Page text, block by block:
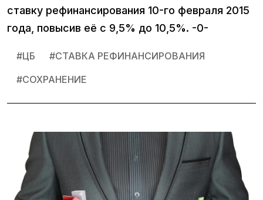
ставку рефинансирования 10-го февраля 2015
года, повысив её с 9,5% до 10,5%. -0-
#ЦБ #СТАВКА РЕФИНАНСИРОВАНИЯ
#СОХРАНЕНИЕ